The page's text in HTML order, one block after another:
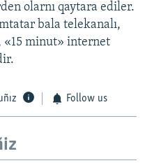
olarnı qaytara ediler.
bala telekanalı,
«15 minut» internet
Follow us